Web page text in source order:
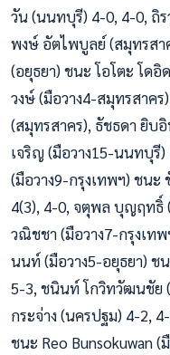
วัน (นนทบุรี) 4-0, 4-0, ถิ
พงษ์ อัตไพบูลย์ (สมุทรสา
(อยุธยา) ชนะ โอโตะ โด
วงษ์ (มือวาง4-สมุทรสาค
(สมุทรสาคร), ธัชธดา ยิบ
เจริญ (มือวาง15-นนทบุรี
(มือวาง9-กรุงเทพฯ) ชนะ
4(3), 4-0, จตุพล บุญฤท
วณิชชา (มือวาง7-กรุงเท
นนท์ (มือวาง5-อยุธยา)
5-3, ชนินท์ โกวิทวัฒนชัย
กระจ่าง (นครปฐม) 4-2,
ชนะ Reo Bunsokuwan